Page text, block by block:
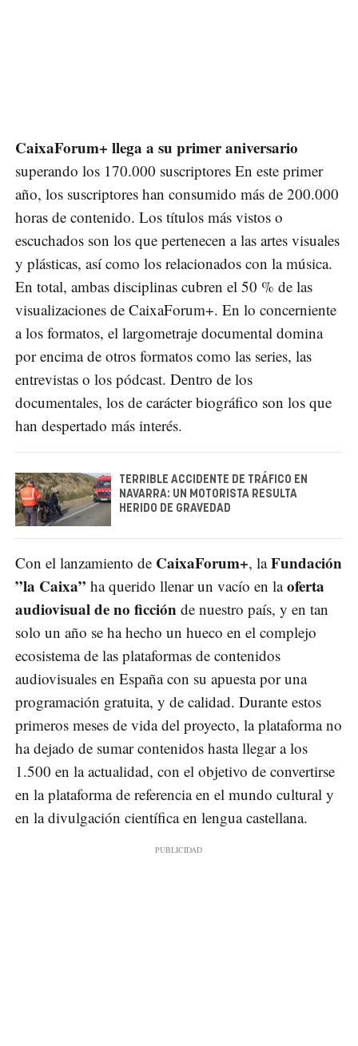
CaixaForum+ llega a su primer aniversario
superando los 170.000 suscriptores En este primer
año, los suscriptores han consumido más de 200.000
horas de contenido. Los títulos más vistos o
escuchados son los que pertenecen a las artes visuales
y plásticas, así como los relacionados con la música.
En total, ambas disciplinas cubren el 50 % de las
visualizaciones de CaixaForum+. En lo concerniente
a los formatos, el largometraje documental domina
por encima de otros formatos como las series, las
entrevistas o los pódcast. Dentro de los
documentales, los de carácter biográfico son los que
han despertado más interés.
TERRIBLE ACCIDENTE DE TRÁFICO EN
NAVARRA: UN MOTORISTA RESULTA
HERIDO DE GRAVEDAD
Con el lanzamiento de CaixaForum+, laFundación
”la Caixa” ha querido llenar un vacío en laoferta
audiovisual de no ficción de nuestro país, y en tan
solo un año se ha hecho un hueco en el complejo
ecosistema de las plataformas de contenidos
audiovisuales en España con su apuesta por una
programación gratuita, y de calidad. Durante estos
primeros meses de vida del proyecto, la plataforma no
ha dejado de sumar contenidos hasta llegar a los
1.500 en la actualidad, con el objetivo de convertirse
en la plataforma de referencia en el mundo cultural y
en la divulgación científica en lengua castellana.